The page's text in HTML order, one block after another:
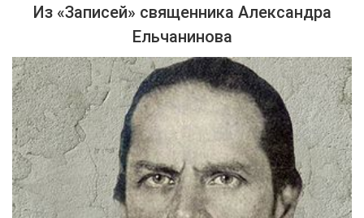
Из «Записей» священника Александра
Ельчанинова